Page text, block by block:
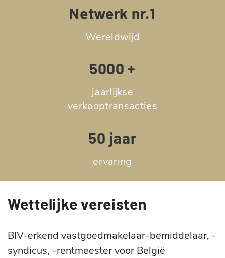
Netwerk nr.1
Wereldwijd
5000 +
jaarlijkse
verkooptransacties
50 jaar
ervaring
Wettelijke vereisten
BIV-erkend vastgoedmakelaar-bemiddelaar, -
syndicus, -rentmeester voor België